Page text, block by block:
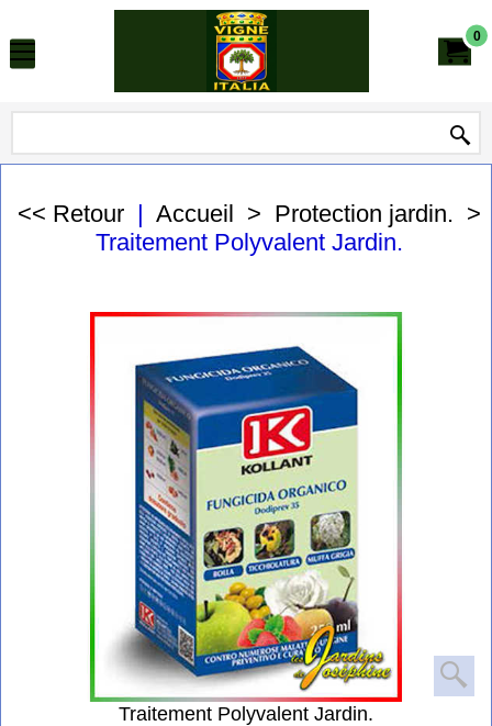
0
<< Retour | Accueil > Protection jardin. >
Traitement Polyvalent Jardin.
Traitement Polyvalent Jardin.